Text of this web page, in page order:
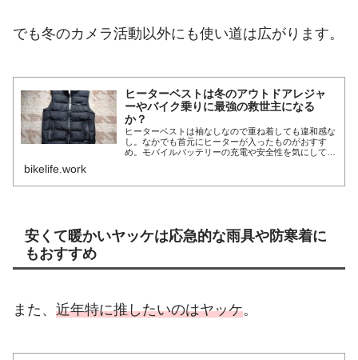
でも冬のカメラ活動以外にも使い道は広がります。
ヒーターベストは冬のアウトドアレジャ
ーやバイク乗りに最強の救世主になる
か？
ヒーターベストは袖なしなので重ね着しても違和感な
し。なかでも首元にヒーターが入ったものがおすす
め。モバイルバッテリーの充電や安全性を気にしてマ
bikelife.work
安くて暖かいヤッケは応急的な雨具や防寒着に
もおすすめ
また、 近年特に推したいのはヤッケ。